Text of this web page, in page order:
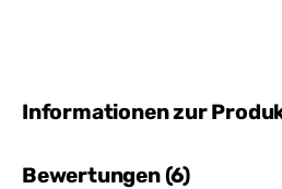
Informationen zur
Bewertungen (6)